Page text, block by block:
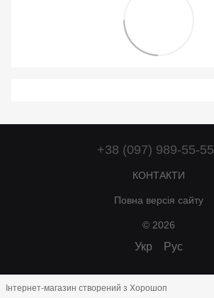
+38 (097) 989-55-55
КОНТАКТИ
Повна версія сайту
© 2026
Укр Рус
Інтернет-магазин створений з Хорошоп